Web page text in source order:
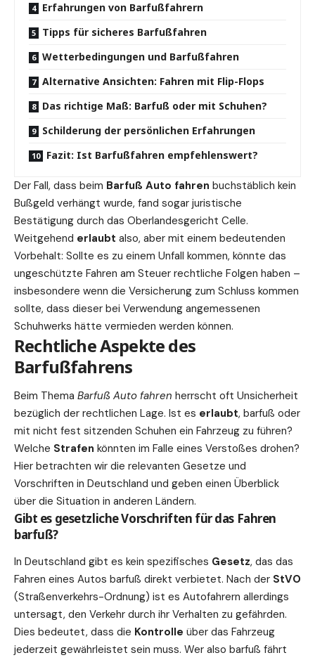
Erfahrungen von Barfußfahrern
Tipps für sicheres Barfußfahren
Wetterbedingungen und Barfußfahren
Alternative Ansichten: Fahren mit Flip-Flops
Das richtige Maß: Barfuß oder mit Schuhen?
Schilderung der persönlichen Erfahrungen
Fazit: Ist Barfußfahren empfehlenswert?
Der Fall, dass beim Barfuß Auto fahren buchstäblich kein
Bußgeld verhängt wurde, fand sogar juristische
Bestätigung durch das Oberlandesgericht Celle.
Weitgehend erlaubt also, aber mit einem bedeutenden
Vorbehalt: Sollte es zu einem Unfall kommen, könnte das
ungeschützte Fahren am Steuer rechtliche Folgen haben –
insbesondere wenn die Versicherung zum Schluss kommen
sollte, dass dieser bei Verwendung angemessenen
Schuhwerks hätte vermieden werden können.
Rechtliche Aspekte des
Barfußfahrens
Beim Thema Barfuß Auto fahren herrscht oft Unsicherheit
bezüglich der rechtlichen Lage. Ist es erlaubt, barfuß oder
mit nicht fest sitzenden Schuhen ein Fahrzeug zu führen?
Welche Strafen könnten im Falle eines Verstoßes drohen?
Hier betrachten wir die relevanten Gesetze und
Vorschriften in Deutschland und geben einen Überblick
über die Situation in anderen Ländern.
Gibt es gesetzliche Vorschriften für das Fahren
barfuß?
In Deutschland gibt es kein spezifisches Gesetz, das das
Fahren eines Autos barfuß direkt verbietet. Nach der StVO
(Straßenverkehrs-Ordnung) ist es Autofahrern allerdings
untersagt, den Verkehr durch ihr Verhalten zu gefährden.
Dies bedeutet, dass die Kontrolle über das Fahrzeug
jederzeit gewährleistet sein muss. Wer also barfuß fährt